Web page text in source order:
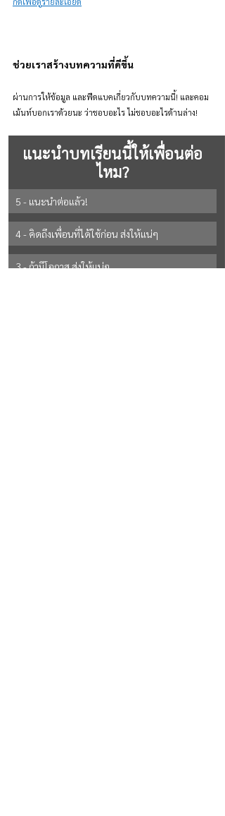
ช่วยเราสร้างบทความที่ดีขึ้น
ผ่านการให้ข้อมูล และฟีดแบคเกี่ยวกับบทความนี้! และคอม
เม้นท์บอกเราด้วยนะ ว่าชอบอะไร ไม่ชอบอะไรด้านล่าง!
แนะนำบทเรียนนี้ให้เพื่อนต่อ
ไหม?
5 - แนะนำต่อแล้ว!
4 - คิดถึงเพื่อนที่ได้ใช้ก่อน ส่งให้แน่ๆ
3 - ถ้ามีโอกาส ส่งให้แน่ๆ